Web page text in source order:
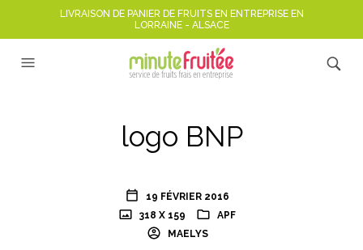
LIVRAISON DE PANIER DE FRUITS EN ENTREPRISE EN
LORRAINE - ALSACE
logo BNP
19 FÉVRIER 2016
318 X 159
APF
MAELYS